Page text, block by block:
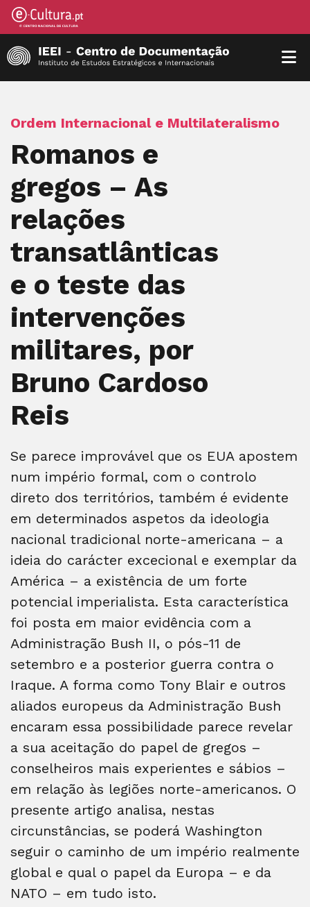
Ordem Internacional e Multilateralismo
Romanos e
gregos – As
relações
transatlânticas
e o teste das
intervenções
militares, por
Bruno Cardoso
Reis
Se parece improvável que os EUA apostem
num império formal, com o controlo
direto dos territórios, também é evidente
em determinados aspetos da ideologia
nacional tradicional norte-americana – a
ideia do carácter excecional e exemplar da
América – a existência de um forte
potencial imperialista. Esta característica
foi posta em maior evidência com a
Administração Bush II, o pós-11 de
setembro e a posterior guerra contra o
Iraque. A forma como Tony Blair e outros
aliados europeus da Administração Bush
encaram essa possibilidade parece revelar
a sua aceitação do papel de gregos –
conselheiros mais experientes e sábios –
em relação às legiões norte-americanos. O
presente artigo analisa, nestas
circunstâncias, se poderá Washington
seguir o caminho de um império realmente
global e qual o papel da Europa – e da
NATO – em tudo isto.